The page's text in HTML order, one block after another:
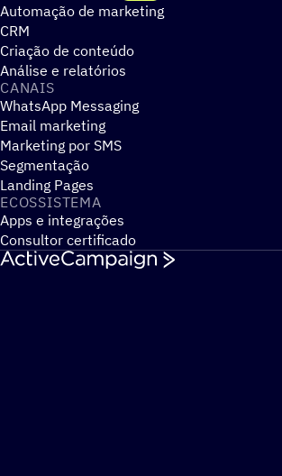
Automação de marketing
CRM
Criação de conteúdo
Análise e relatórios
CANAIS
WhatsApp Messaging
Email marketing
Marketing por SMS
Segmentação
Landing Pages
ECOSSISTEMA
Apps e integrações
Consultor certificado